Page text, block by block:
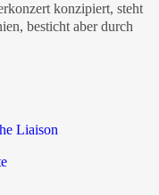
konzipiert, steht
besticht aber durch
Liaison